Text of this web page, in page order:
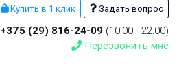
Купить в 1 клик Задать вопрос
+375 (29) 816-24-09 (10:00 - 22:00)
Перезвонить мне